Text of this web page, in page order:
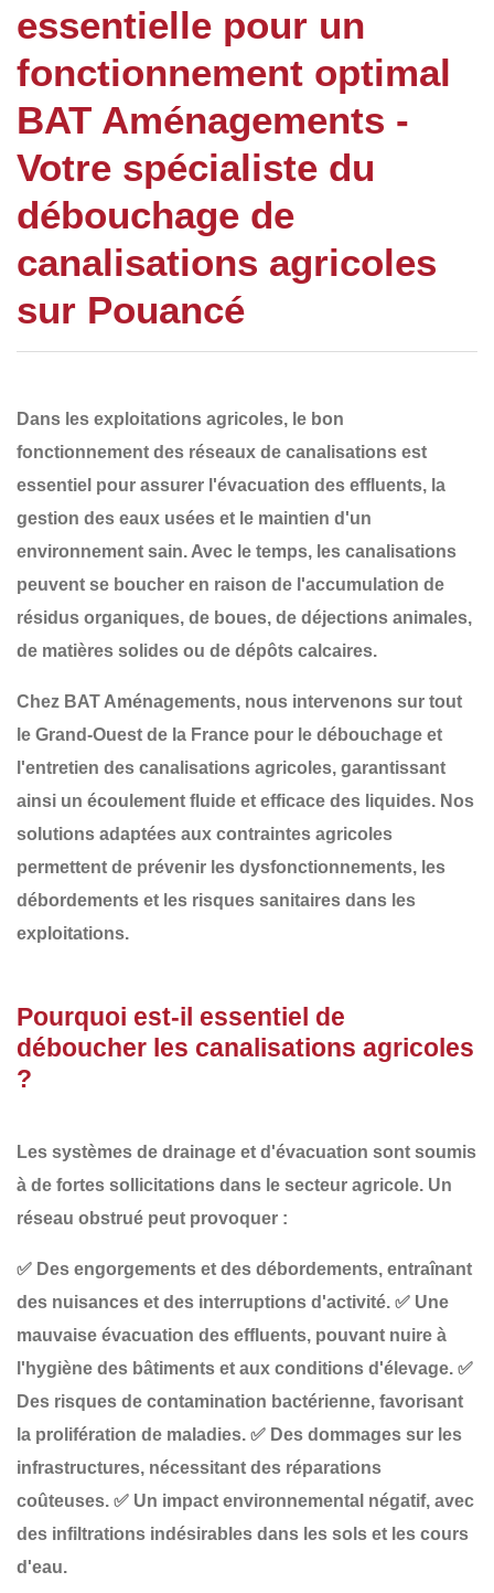
essentielle pour un
fonctionnement optimal
BAT Aménagements -
Votre spécialiste du
débouchage de
canalisations agricoles
sur Pouancé
Dans les exploitations agricoles, le bon
fonctionnement des réseaux de canalisations est
essentiel pour assurer l'évacuation des effluents, la
gestion des eaux usées et le maintien d'un
environnement sain. Avec le temps, les canalisations
peuvent se boucher en raison de l'accumulation de
résidus organiques, de boues, de déjections animales,
de matières solides ou de dépôts calcaires.
Chez BAT Aménagements, nous intervenons sur tout
le Grand-Ouest de la France pour le débouchage et
l'entretien des canalisations agricoles, garantissant
ainsi un écoulement fluide et efficace des liquides. Nos
solutions adaptées aux contraintes agricoles
permettent de prévenir les dysfonctionnements, les
débordements et les risques sanitaires dans les
exploitations.
Pourquoi est-il essentiel de
déboucher les canalisations agricoles
?
Les systèmes de drainage et d'évacuation sont soumis
à de fortes sollicitations dans le secteur agricole. Un
réseau obstrué peut provoquer :
✅ Des engorgements et des débordements, entraînant
des nuisances et des interruptions d'activité. ✅ Une
mauvaise évacuation des effluents, pouvant nuire à
l'hygiène des bâtiments et aux conditions d'élevage. ✅
Des risques de contamination bactérienne, favorisant
la prolifération de maladies. ✅ Des dommages sur les
infrastructures, nécessitant des réparations
coûteuses. ✅ Un impact environnemental négatif, avec
des infiltrations indésirables dans les sols et les cours
d'eau.